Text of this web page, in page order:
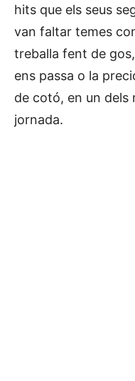
hits que els seus
van faltar temes
treballa fent de
ens passa o la
de cotó, en un dels
jornada.